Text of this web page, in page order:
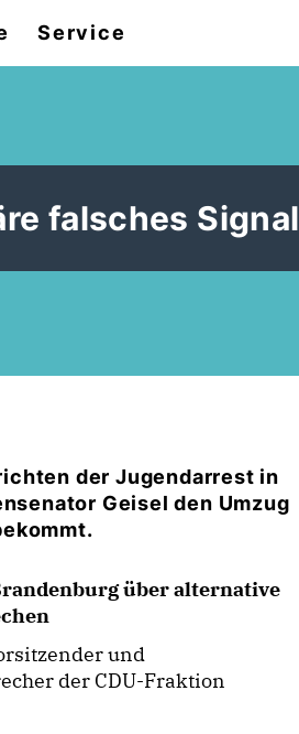
Service
falsches Signal
der Jugendarrest in
Geisel den Umzug
über alternative
und
der CDU-Fraktion